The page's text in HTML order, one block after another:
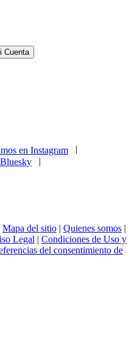
Cuenta
|
Mapa del sitio | Quienes somos |
Legal | Condiciones de Uso y
del consentimiento de